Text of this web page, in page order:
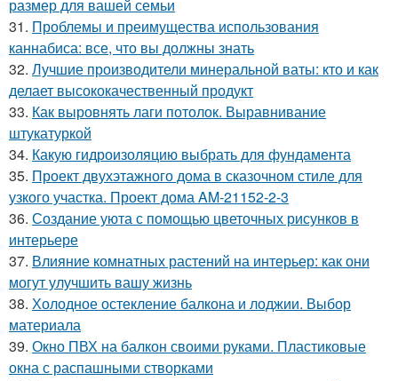
размер для вашей семьи
31. Проблемы и преимущества использования
каннабиса: все, что вы должны знать
32. Лучшие производители минеральной ваты: кто и как
делает высококачественный продукт
33. Как выровнять лаги потолок. Выравнивание
штукатуркой
34. Какую гидроизоляцию выбрать для фундамента
35. Проект двухэтажного дома в сказочном стиле для
узкого участка. Проект дома AM-21152-2-3
36. Создание уюта с помощью цветочных рисунков в
интерьере
37. Влияние комнатных растений на интерьер: как они
могут улучшить вашу жизнь
38. Холодное остекление балкона и лоджии. Выбор
материала
39. Окно ПВХ на балкон своими руками. Пластиковые
окна с распашными створками